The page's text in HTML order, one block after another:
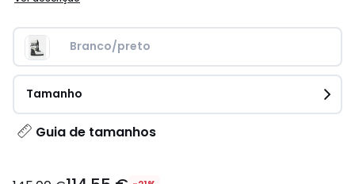
Branco/preto
Tamanho
Guia de tamanhos